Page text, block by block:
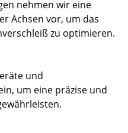
nehmen wir eine
Achsen vor, um das
zu optimieren.
und
um eine präzise und